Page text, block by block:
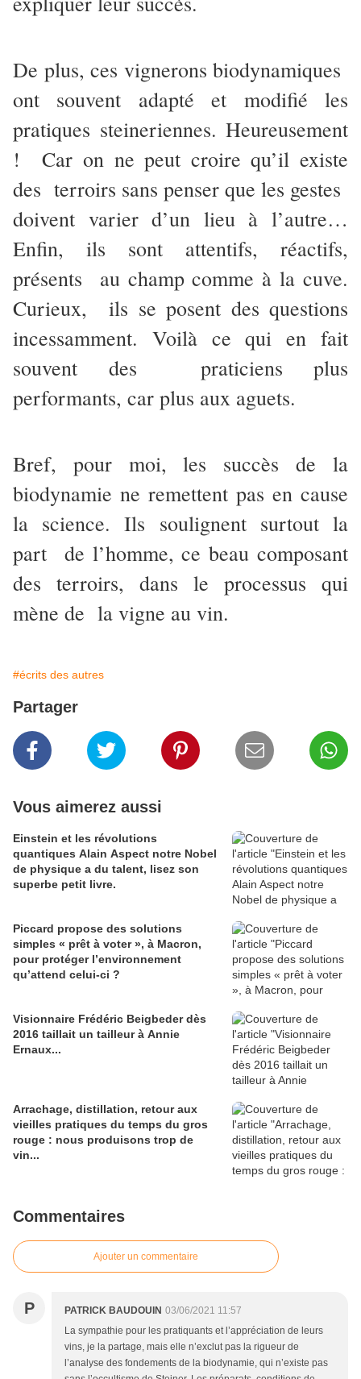
De plus, ces vignerons biodynamiques
ont souvent adapté et modifié les
pratiques steineriennes. Heureusement
! Car on ne peut croire qu’il existe
des terroirs sans penser que les gestes
doivent varier d’un lieu à l’autre…
Enfin, ils sont attentifs, réactifs,
présents au champ comme à la cuve.
Curieux, ils se posent des questions
incessamment. Voilà ce qui en fait
souvent des praticiens plus
performants, car plus aux aguets.
Bref, pour moi, les succès de la
biodynamie ne remettent pas en cause
la science. Ils soulignent surtout la
part de l’homme, ce beau composant
des terroirs, dans le processus qui
mène de la vigne au vin.
#écrits des autres
Partager
Vous aimerez aussi
Einstein et les révolutions
quantiques Alain Aspect notre Nobel
de physique a du talent, lisez son
superbe petit livre.
Piccard propose des solutions
simples « prêt à voter », à Macron,
pour protéger l’environnement
qu’attend celui-ci ?
Visionnaire Frédéric Beigbeder dès
2016 taillait un tailleur à Annie
Ernaux...
Arrachage, distillation, retour aux
vieilles pratiques du temps du gros
rouge : nous produisons trop de
vin...
Commentaires
Ajouter un commentaire
P PATRICK BAUDOUIN 03/06/2021 11:57
La sympathie pour les pratiquants et l’appréciation de leurs
vins, je la partage, mais elle n’exclut pas la rigueur de
l’analyse des fondements de la biodynamie, qui n’existe pas